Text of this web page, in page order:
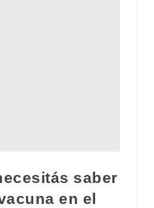
saber
en el